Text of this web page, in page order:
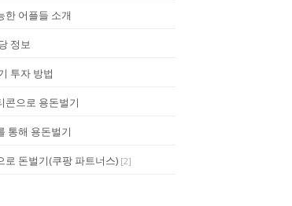
한 어플들 소개
정보
투자 방법
콘으로 용돈벌기
통해 용돈벌기
로 돈벌기(쿠팡 파트너스) [2]